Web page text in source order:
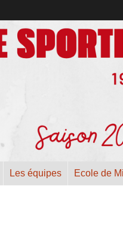
Les équipes Ecole de